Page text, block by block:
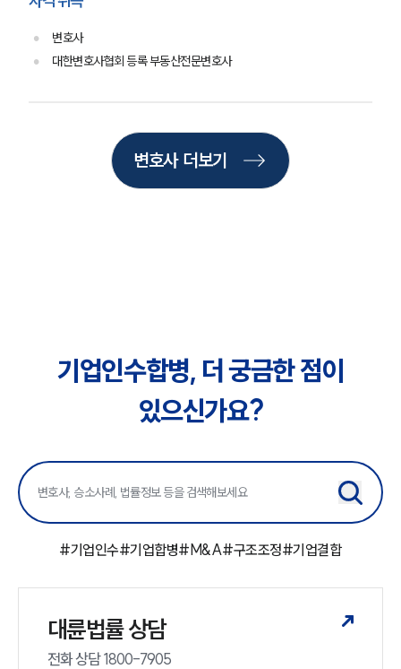
전체
M&A전문변호사
대륜법률상담예약
변호사
대한변호사협회 등록 부동산전문변호사
변호사 더보기
기업인수합병, 더 궁금한 점이
있으신가요?
#기업인수#기업합병# M&A#구조조정#기업결합
대륜법률 상담
전화 상담 1800-7905